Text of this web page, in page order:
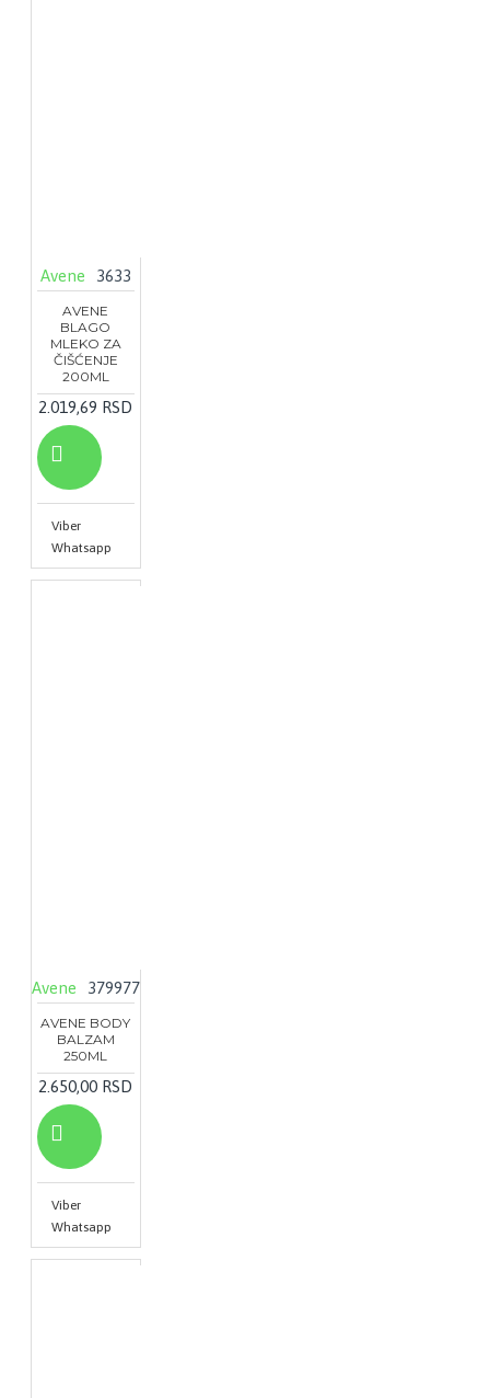
Avene 3633
AVENE
BLAGO
MLEKO ZA
ČIŠĆENJE
200ML
2.019,69 RSD
Viber
Whatsapp
Avene 379977
AVENE BODY
BALZAM
250ML
2.650,00 RSD
Viber
Whatsapp